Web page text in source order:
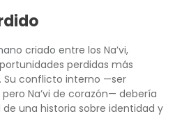
criado entre los Na’vi,
perdidas más
Su conflicto interno —ser
Na’vi de corazón— debería
una historia sobre identidad y